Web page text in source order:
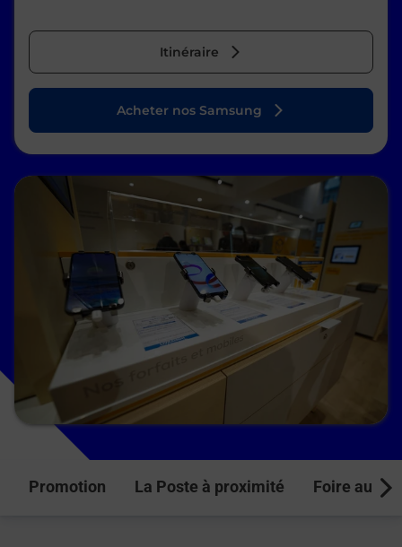
Itinéraire
Acheter nos Samsung
Promotion La Poste à proximité Foire aux